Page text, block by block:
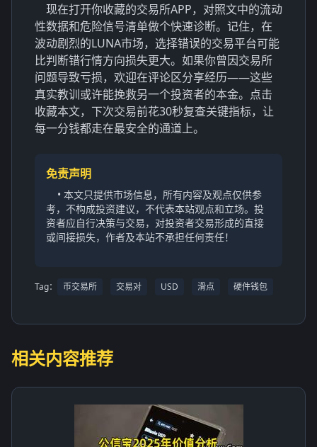
现在打开你收藏的交易所APP，对照文中的流动
性数据和危险信号清单做个快速诊断。记住，在
波动剧烈的LUNA市场，选择错误的交易平台可能
比判断错行情方向损失更大。如果你曾因交易所
问题导致亏损，欢迎在评论区分享经历——这些
真实教训或许能挽救另一个投资者的本金。点击
收藏本文，下次交易前花30秒复查关键指标，让
每一分钱都走在最安全的通道上。
免责声明
• 本文只提供市场信息，所有内容及观点仅供参
考，不构成投资建议，不代表本站观点和立场。投
资者应自行决策与交易，对投资者交易形成的直接
或间接损失，作者及本站不承担任何责任！
Tag： 币交易所 交易对 USD 滑点 硬件钱包
相关内容推荐